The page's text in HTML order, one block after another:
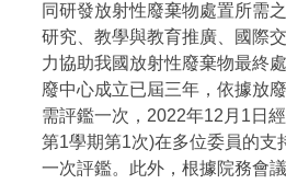
同研發放射性廢棄物處置所需
研究、教學與教育推廣、國際
力協助我國放射性廢棄物最終
廢中心成立已屆三年，依據放
需評鑑一次，2022年12月1日
第1學期第1次)在多位委員的支
一次評鑑。此外，根據院務會